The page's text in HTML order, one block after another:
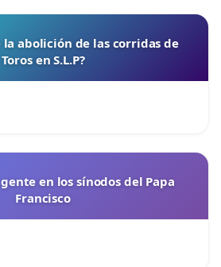
la abolición de las corridas de
Toros en S.L.P?
en los sínodos del Papa
Francisco